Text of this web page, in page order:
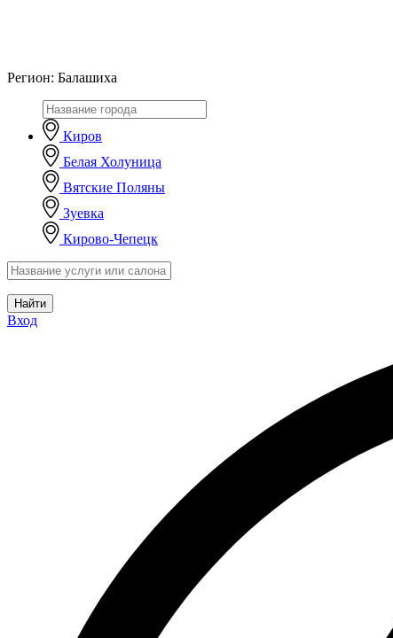
Регион: Балашиха
Киров
Белая Холуница
Вятские Поляны
Зуевка
Кирово-Чепецк
Найти
Вход